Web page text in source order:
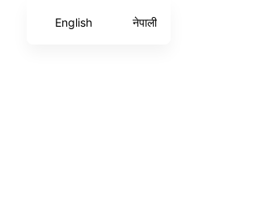
English नेपाली